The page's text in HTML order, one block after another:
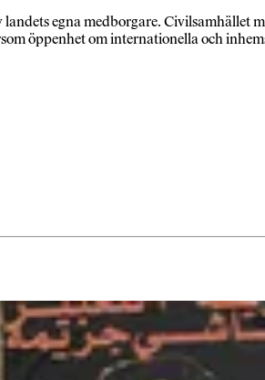
egna medborgare.
öppenhet om internationella och